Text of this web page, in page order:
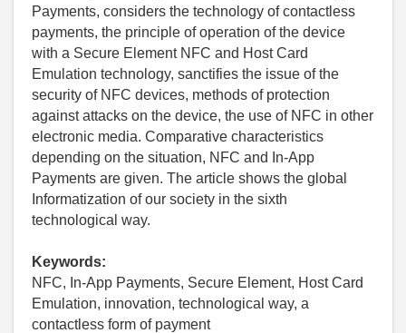
Payments, considers the technology of contactless
payments, the principle of operation of the device
with a Secure Element NFC and Host Card
Emulation technology, sanctifies the issue of the
security of NFC devices, methods of protection
against attacks on the device, the use of NFC in other
electronic media. Comparative characteristics
depending on the situation, NFC and In-App
Payments are given. The article shows the global
Informatization of our society in the sixth
technological way.
Keywords:
NFC, In-App Payments, Secure Element, Host Card
Emulation, innovation, technological way, a
contactless form of payment